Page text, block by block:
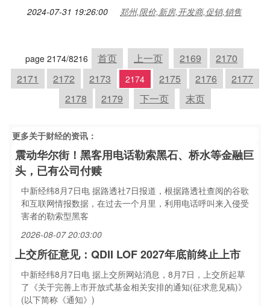
2024-07-31 19:26:00 郑州,限价,新房,开发商,促销,销售
page 2174/8216 首页 上一页 2169
2170
2171
2172 2173 2174 2175 2176
2177
2178
2179 下一页 末页
更多关于财经的资讯：
震动华尔街！黑客用电话勒索黑石、桥水等金融巨
头，已有公司付赎
中新经纬8月7日电 据路透社7日报道，根据路透社查阅的谷歌
和互联网情报数据，在过去一个月里，利用电话呼叫来入侵受
害者的勒索型黑客
2026-08-07 20:03:00
上交所征意见：QDII LOF 2027年底前终止上市
中新经纬8月7日电 据上交所网站消息，8月7日，上交所起草
了《关于完善上市开放式基金相关安排的通知(征求意见稿)》
(以下简称《通知》)